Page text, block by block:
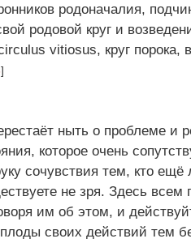
родоначалия,
родовой круг и
vitiosus, круг
]
ныть о проблеме
которое очень
сочувствия тем, кто ещё
не зря. Здесь всем
им об этом, и
своих действий тем